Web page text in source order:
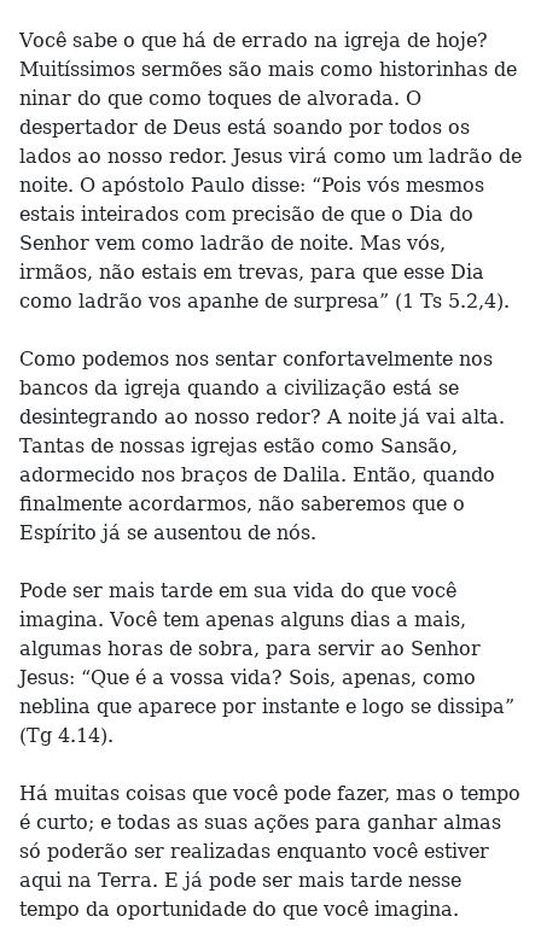
Você sabe o que há de errado na igreja de hoje?
Muitíssimos sermões são mais como historinhas de
ninar do que como toques de alvorada. O
despertador de Deus está soando por todos os
lados ao nosso redor. Jesus virá como um ladrão de
noite. O apóstolo Paulo disse: “Pois vós mesmos
estais inteirados com precisão de que o Dia do
Senhor vem como ladrão de noite. Mas vós,
irmãos, não estais em trevas, para que esse Dia
como ladrão vos apanhe de surpresa” (1 Ts 5.2,4).
Como podemos nos sentar confortavelmente nos
bancos da igreja quando a civilização está se
desintegrando ao nosso redor? A noite já vai alta.
Tantas de nossas igrejas estão como Sansão,
adormecido nos braços de Dalila. Então, quando
finalmente acordarmos, não saberemos que o
Espírito já se ausentou de nós.
Pode ser mais tarde em sua vida do que você
imagina. Você tem apenas alguns dias a mais,
algumas horas de sobra, para servir ao Senhor
Jesus: “Que é a vossa vida? Sois, apenas, como
neblina que aparece por instante e logo se dissipa”
(Tg 4.14).
Há muitas coisas que você pode fazer, mas o tempo
é curto; e todas as suas ações para ganhar almas
só poderão ser realizadas enquanto você estiver
aqui na Terra. E já pode ser mais tarde nesse
tempo da oportunidade do que você imagina.